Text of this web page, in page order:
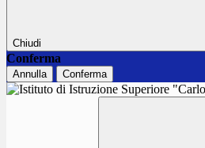
Chiudi
Conferma
Annulla Conferma